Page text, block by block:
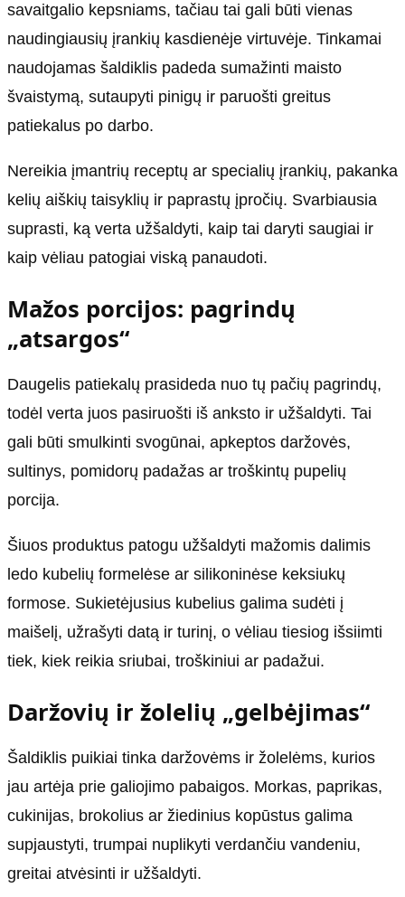
savaitgalio kepsniams, tačiau tai gali būti vienas
naudingiausių įrankių kasdienėje virtuvėje. Tinkamai
naudojamas šaldiklis padeda sumažinti maisto
švaistymą, sutaupyti pinigų ir paruošti greitus
patiekalus po darbo.
Nereikia įmantrių receptų ar specialių įrankių, pakanka
kelių aiškių taisyklių ir paprastų įpročių. Svarbiausia
suprasti, ką verta užšaldyti, kaip tai daryti saugiai ir
kaip vėliau patogiai viską panaudoti.
Mažos porcijos: pagrindų
„atsargos“
Daugelis patiekalų prasideda nuo tų pačių pagrindų,
todėl verta juos pasiruošti iš anksto ir užšaldyti. Tai
gali būti smulkinti svogūnai, apkeptos daržovės,
sultinys, pomidorų padažas ar troškintų pupelių
porcija.
Šiuos produktus patogu užšaldyti mažomis dalimis
ledo kubelių formelėse ar silikoninėse keksiukų
formose. Sukietėjusius kubelius galima sudėti į
maišelį, užrašyti datą ir turinį, o vėliau tiesiog išsiimti
tiek, kiek reikia sriubai, troškiniui ar padažui.
Daržovių ir žolelių „gelbėjimas“
Šaldiklis puikiai tinka daržovėms ir žolelėms, kurios
jau artėja prie galiojimo pabaigos. Morkas, paprikas,
cukinijas, brokolius ar žiedinius kopūstus galima
supjaustyti, trumpai nuplikyti verdančiu vandeniu,
greitai atvėsinti ir užšaldyti.